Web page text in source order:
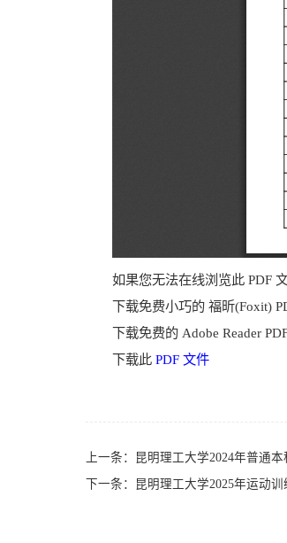
如果您无法在线浏览此 PDF
下载免费小巧的 福昕(Foxit)
下载免费的 Adobe Reader
下载此PDF 文件
上一条：
昆明理工大学2024年普通
下一条：
昆明理工大学2025年运动